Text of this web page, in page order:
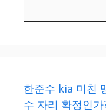
한준수 kia 미친
수 자리 확정인가